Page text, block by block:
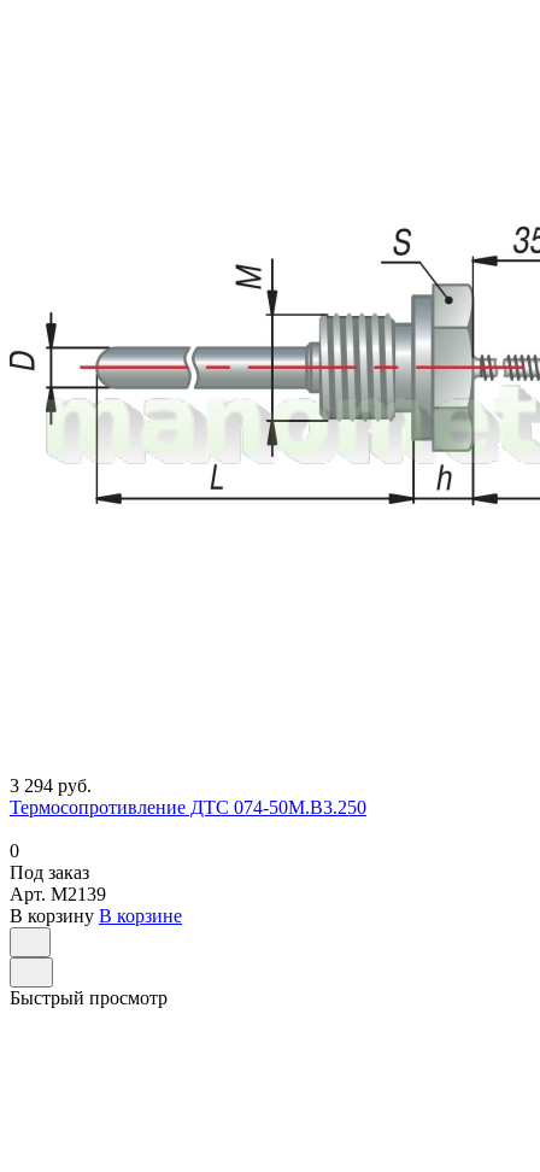
3 294 руб.
Термосопротивление ДТС 074-50М.В3.250
0
Под заказ
Арт. M2139
В корзину В корзине
Быстрый просмотр